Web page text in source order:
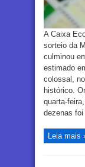
A Caixa
sorteio da
culminou
estimado
colossal,
histórico.
quarta-
dezenas
Leia mais